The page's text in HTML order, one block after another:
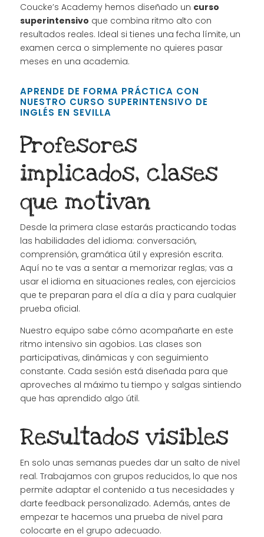
Coucke’s Academy hemos diseñado un curso
superintensivo que combina ritmo alto con
resultados reales. Ideal si tienes una fecha límite, un
examen cerca o simplemente no quieres pasar
meses en una academia.
APRENDE DE FORMA PRÁCTICA CON
NUESTRO CURSO SUPERINTENSIVO DE
INGLÉS EN SEVILLA
Profesores
implicados, clases
que motivan
Desde la primera clase estarás practicando todas
las habilidades del idioma: conversación,
comprensión, gramática útil y expresión escrita.
Aquí no te vas a sentar a memorizar reglas; vas a
usar el idioma en situaciones reales, con ejercicios
que te preparan para el día a día y para cualquier
prueba oficial.
Nuestro equipo sabe cómo acompañarte en este
ritmo intensivo sin agobios. Las clases son
participativas, dinámicas y con seguimiento
constante. Cada sesión está diseñada para que
aproveches al máximo tu tiempo y salgas sintiendo
que has aprendido algo útil.
Resultados visibles
En solo unas semanas puedes dar un salto de nivel
real. Trabajamos con grupos reducidos, lo que nos
permite adaptar el contenido a tus necesidades y
darte feedback personalizado. Además, antes de
empezar te hacemos una prueba de nivel para
colocarte en el grupo adecuado.